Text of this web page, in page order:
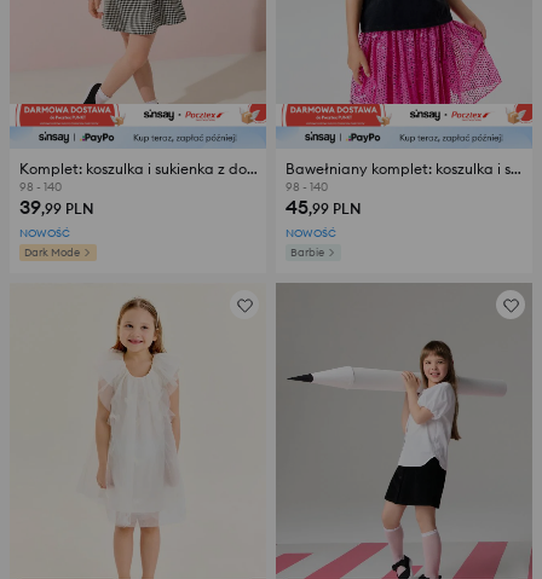
Komplet: koszulka i sukienka z domieszką wiskozy
98 - 140
39,99 PLN
NOWOŚĆ
Dark Mode
Bawełniany komplet: koszulka i spódnica Barbie
98 - 140
45,99 PLN
NOWOŚĆ
Barbie